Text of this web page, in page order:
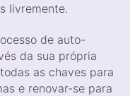
livremente.
de auto-
da sua própria
as chaves para
e renovar-se para